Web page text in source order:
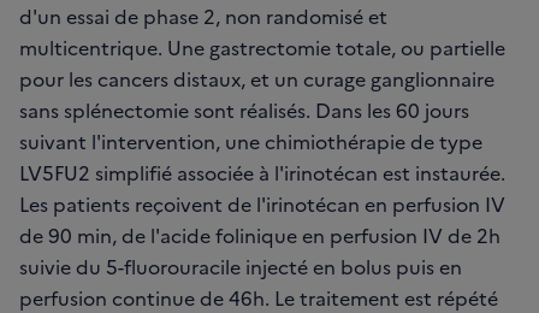
d'un essai de phase 2, non randomisé et
multicentrique. Une gastrectomie totale, ou partielle
pour les cancers distaux, et un curage ganglionnaire
sans splénectomie sont réalisés. Dans les 60 jours
suivant l'intervention, une chimiothérapie de type
LV5FU2 simplifié associée à l'irinotécan est instaurée.
Les patients reçoivent de l'irinotécan en perfusion IV
de 90 min, de l'acide folinique en perfusion IV de 2h
suivie du 5-fluorouracile injecté en bolus puis en
perfusion continue de 46h. Le traitement est répété